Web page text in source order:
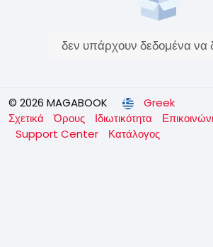
δεν υπάρχουν δεδομένα να
© 2026 MAGABOOK
Greek
Σχετικά
Όρους Ιδιωτικότητα
Support Center
Κατάλογος